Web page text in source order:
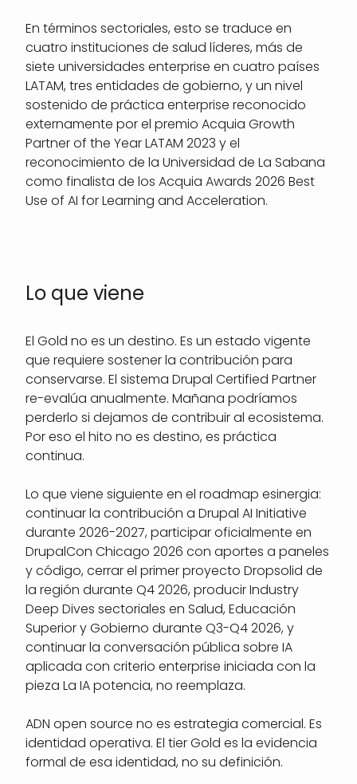
En términos sectoriales, esto se traduce en
cuatro instituciones de salud líderes, más de
siete universidades enterprise en cuatro países
LATAM, tres entidades de gobierno, y un nivel
sostenido de práctica enterprise reconocido
externamente por el premio Acquia Growth
Partner of the Year LATAM 2023 y el
reconocimiento de la Universidad de La Sabana
como finalista de los Acquia Awards 2026 Best
Use of AI for Learning and Acceleration.
Lo que viene
El Gold no es un destino. Es un estado vigente
que requiere sostener la contribución para
conservarse. El sistema Drupal Certified Partner
re-evalúa anualmente. Mañana podríamos
perderlo si dejamos de contribuir al ecosistema.
Por eso el hito no es destino, es práctica
continua.
Lo que viene siguiente en el roadmap esinergia:
continuar la contribución a Drupal AI Initiative
durante 2026-2027, participar oficialmente en
DrupalCon Chicago 2026 con aportes a paneles
y código, cerrar el primer proyecto Dropsolid de
la región durante Q4 2026, producir Industry
Deep Dives sectoriales en Salud, Educación
Superior y Gobierno durante Q3-Q4 2026, y
continuar la conversación pública sobre IA
aplicada con criterio enterprise iniciada con la
pieza La IA potencia, no reemplaza.
ADN open source no es estrategia comercial. Es
identidad operativa. El tier Gold es la evidencia
formal de esa identidad, no su definición.